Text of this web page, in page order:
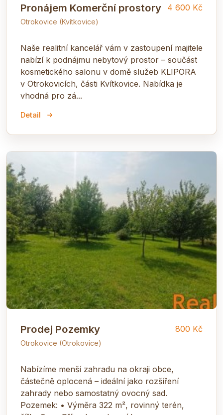
Pronájem Komerční prostory
Otrokovice (Kvítkovice)
4 600 Kč
Naše realitní kancelář vám v zastoupení majitele
nabízí k podnájmu nebytový prostor – součást
kosmetického salonu v domě služeb KLIPORA
v Otrokovicích, části Kvítkovice. Nabídka je
vhodná pro zá...
Detail
Prodej Pozemky
Otrokovice (Otrokovice)
800 Kč
Nabízíme menší zahradu na okraji obce,
částečně oplocená – ideální jako rozšíření
zahrady nebo samostatný ovocný sad.
Pozemek: • Výměra 322 m², rovinný terén,